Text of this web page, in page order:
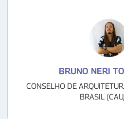
BRUNO NERI
CONSELHO DE
BRASIL